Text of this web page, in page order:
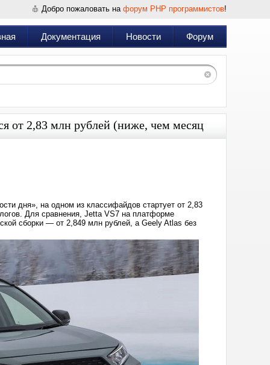
Добро пожаловать на форум PHP программистов!
Документация Новости Форум
от 2,83 млн рублей (ниже, чем месяц
дня», на одном из классифайдов стартует от 2,83
Для сравнения, Jetta VS7 на платформе
сборки — от 2,849 млн рублей, а Geely Atlas без